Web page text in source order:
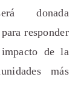
donada
responder
de la
más